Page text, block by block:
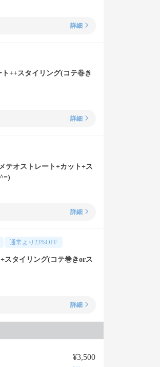
詳細
++スタイリング(コテ巻き
詳細
テオストレート+カット+ス
詳細
通常より 23%OFF
スタイリング(コテ巻きorス
詳細
¥3,500